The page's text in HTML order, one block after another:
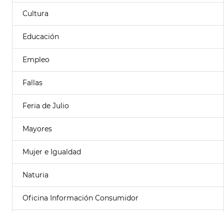
Cultura
Educación
Empleo
Fallas
Feria de Julio
Mayores
Mujer e Igualdad
Naturia
Oficina Información Consumidor